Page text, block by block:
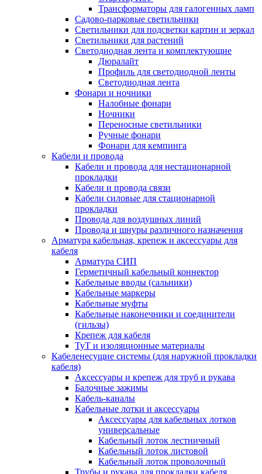
Трансформаторы для галогенных ламп
Садово-парковые светильники
Светильники для подсветки картин и зеркал
Светильники для растений
Светодиодная лента и комплектующие
Дюралайт
Профиль для светодиодной ленты
Светодиодная лента
Фонари и ночники
Налобные фонари
Ночники
Переносные светильники
Ручные фонари
Фонари для кемпинга
Кабели и провода
Кабели и провода для нестационарной
прокладки
Кабели и провода связи
Кабели силовые для стационарной
прокладки
Провода для воздушных линий
Провода и шнуры различного назначения
Арматура кабельная, крепеж и аксессуары для
кабеля
Арматура СИП
Герметичный кабельный коннектор
Кабельные вводы (сальники)
Кабельные маркеры
Кабельные муфты
Кабельные наконечники и соединители
(гильзы)
Крепеж для кабеля
ТуТ и изоляционные материалы
Кабеленесущие системы (для наружной прокладки
кабеля)
Аксессуары и крепеж для труб и рукава
Балочные зажимы
Кабель-каналы
Кабельные лотки и аксессуары
Аксессуары для кабельных лотков
универсальные
Кабельный лоток лестничный
Кабельный лоток листовой
Кабельный лоток проволочный
Трубы и рукава для прокладки кабеля